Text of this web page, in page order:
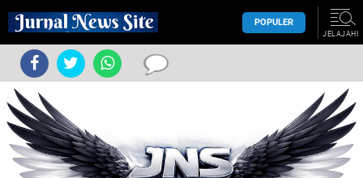
POPULER
JELAJAHI